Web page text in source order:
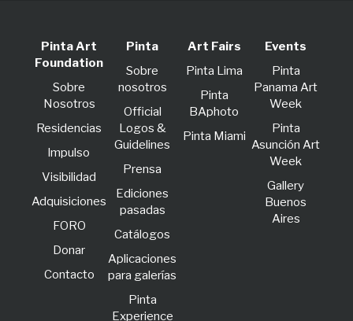
Pinta Art
Foundation
Sobre
Nosotros
Residencias
lmpulso
Visibilidad
Adquisiciones
FORO
Donar
Contacto
Pinta
Sobre
nosotros
Official
Logos &
Guidelines
Prensa
Ediciones
pasadas
Catálogos
Aplicaciones
para galerías
Pinta
Experience
Art Fairs
Pinta Lima
Pinta
BAphoto
Pinta Miami
Events
Pinta
Panama Art
Week
Pinta
Asunción Art
Week
Gallery
Buenos
Aires